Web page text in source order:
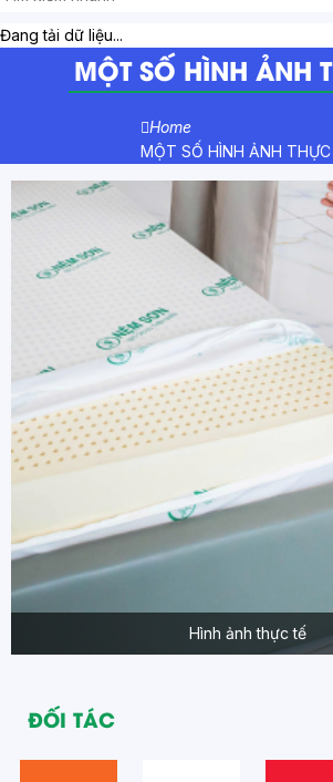
Đang tải dữ liệu...
MỘT SỐ HÌNH ẢNH
Home
MỘT SỐ HÌNH ẢNH
Hình ảnh thực tế
ĐỐI TÁC